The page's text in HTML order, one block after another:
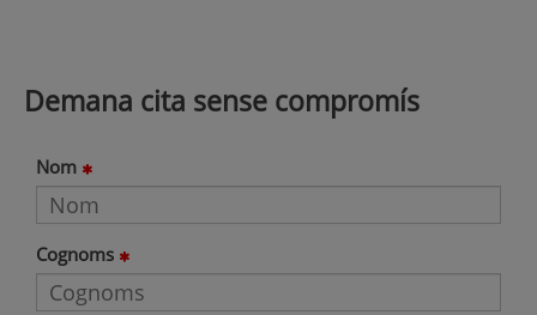
Demana cita sense compromís
Nom
Cognoms